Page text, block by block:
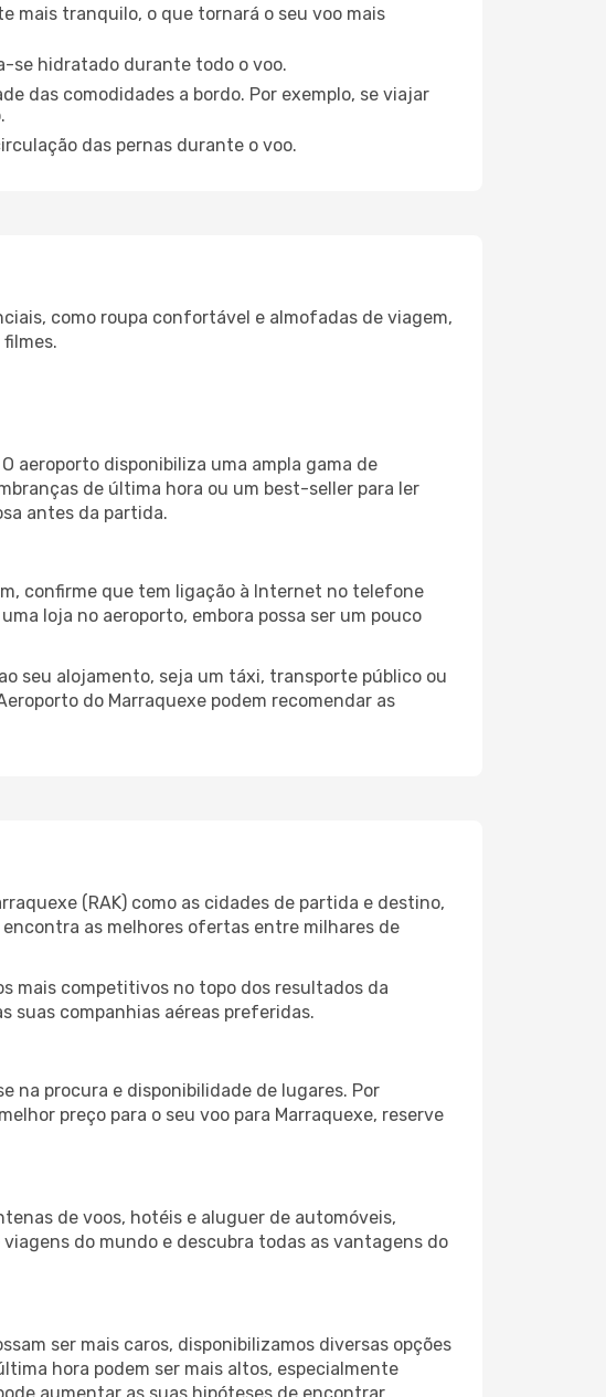
mais tranquilo, o que tornará o seu voo mais
se hidratado durante todo o voo.
das comodidades a bordo. Por exemplo, se viajar
das pernas durante o voo.
como roupa confortável e almofadas de viagem,
aeroporto disponibiliza uma ampla gama de
de última hora ou um best-seller para ler
antes da partida.
confirme que tem ligação à Internet no telefone
loja no aeroporto, embora possa ser um pouco
seu alojamento, seja um táxi, transporte público ou
do Marraquexe podem recomendar as
(RAK) como as cidades de partida e destino,
as melhores ofertas entre milhares de
mais competitivos no topo dos resultados da
suas companhias aéreas preferidas.
na procura e disponibilidade de lugares. Por
preço para o seu voo para Marraquexe, reserve
de voos, hotéis e aluguer de automóveis,
do mundo e descubra todas as vantagens do
ser mais caros, disponibilizamos diversas opções
hora podem ser mais altos, especialmente